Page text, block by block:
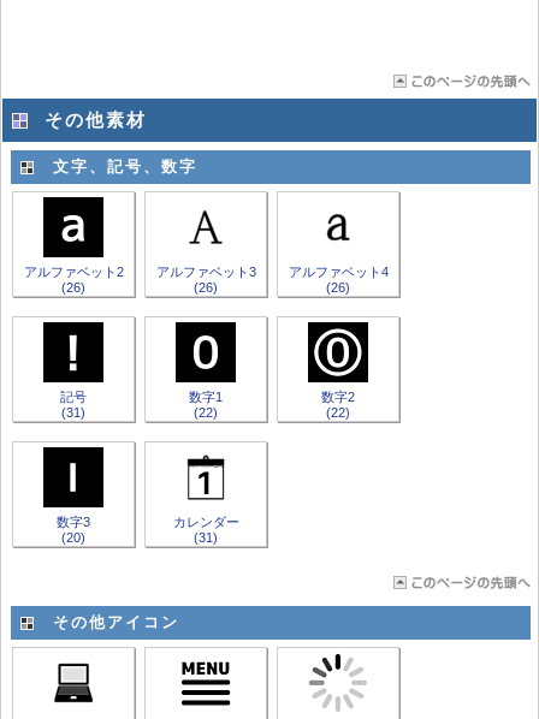
その他素材
文字、記号、数字
アルファベット2
(26)
アルファベット3
(26)
アルファベット4
(26)
記号
(31)
数字1
(22)
数字2
(22)
数字3
(20)
カレンダー
(31)
その他アイコン